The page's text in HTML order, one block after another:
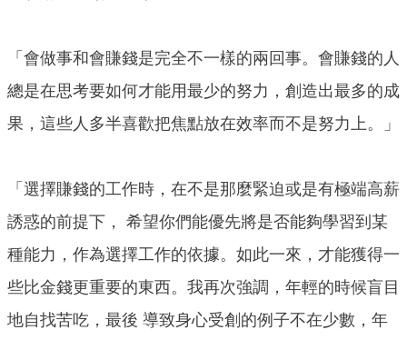
「會做事和會賺錢是完全不一樣的兩回事。會賺錢的人
總是在思考要如何才能用最少的努力，創造出最多的成
果，這些人多半喜歡把焦點放在效率而不是努力上。」
「選擇賺錢的工作時，在不是那麼緊迫或是有極端高薪
誘惑的前提下， 希望你們能優先將是否能夠學習到某
種能力，作為選擇工作的依據。如此一來，才能獲得一
些比金錢更重要的東西。我再次強調，年輕的時候盲目
地自找苦吃，最後 導致身心受創的例子不在少數，年